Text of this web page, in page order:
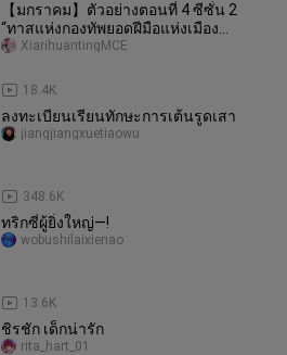
【มกราคม】ตัวอย่างตอนที่ 4 ซีซั่น 2
“ทาสแห่งกองทัพยอดฝีมือแห่งเมือง
มหัศจรรย์” [ทีมแปลภาษาจีน MCE]
18.4K
XiarihuantingMCE
ลงทะเบียนเรียนทักษะการเต้นรูดเสา
348.6K
jiangjiangxuetiaowu
ทริกซี่ผู้ยิ่งใหญ่—!
13.6K
wobushilaixienao
ชิรชัก เด็กน่ารัก
rita_hart_01